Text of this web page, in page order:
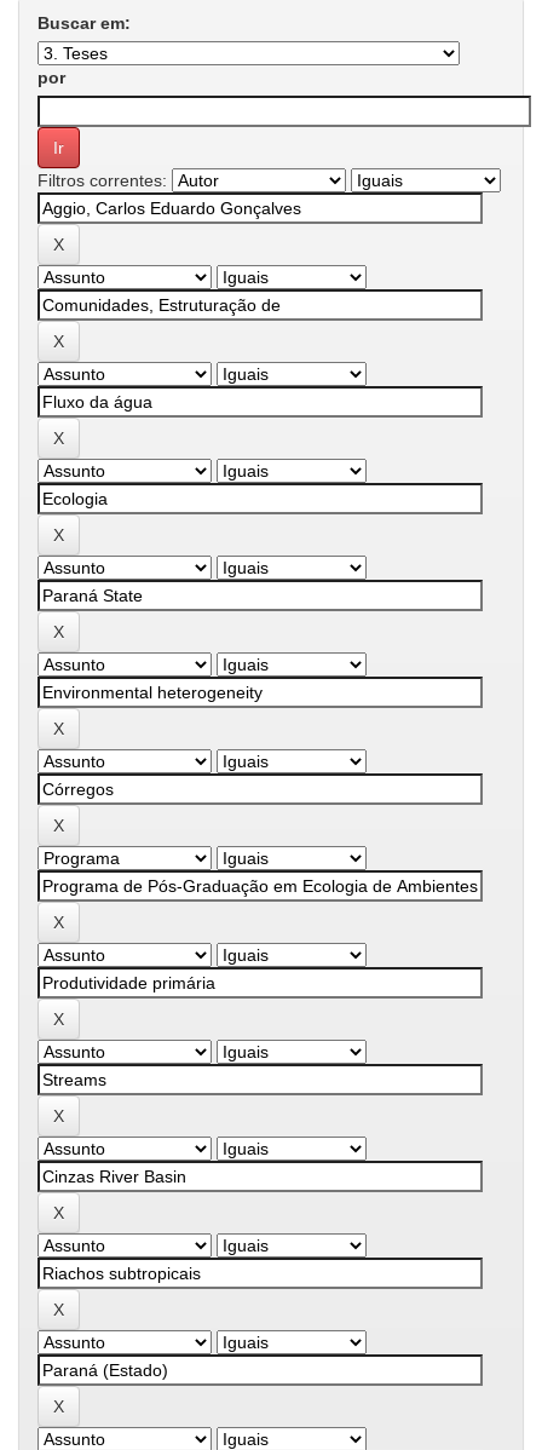
Buscar em:
por
Filtros correntes: